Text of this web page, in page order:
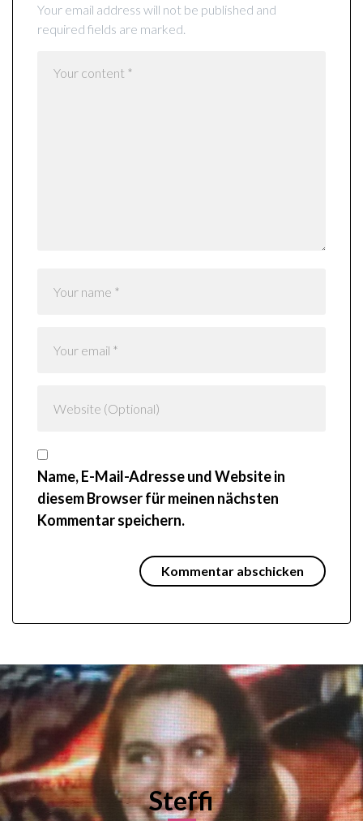
Your email address will not be published and
required fields are marked.
Name, E-Mail-Adresse und Website in
diesem Browser für meinen nächsten
Kommentar speichern.
Steffi